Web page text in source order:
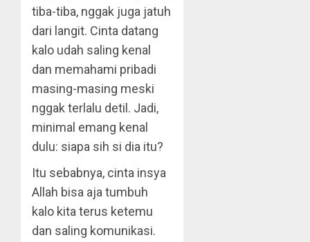
tiba-tiba, nggak juga jatuh
dari langit. Cinta datang
kalo udah saling kenal
dan memahami pribadi
masing-masing meski
nggak terlalu detil. Jadi,
minimal emang kenal
dulu: siapa sih si dia itu?
Itu sebabnya, cinta insya
Allah bisa aja tumbuh
kalo kita terus ketemu
dan saling komunikasi.